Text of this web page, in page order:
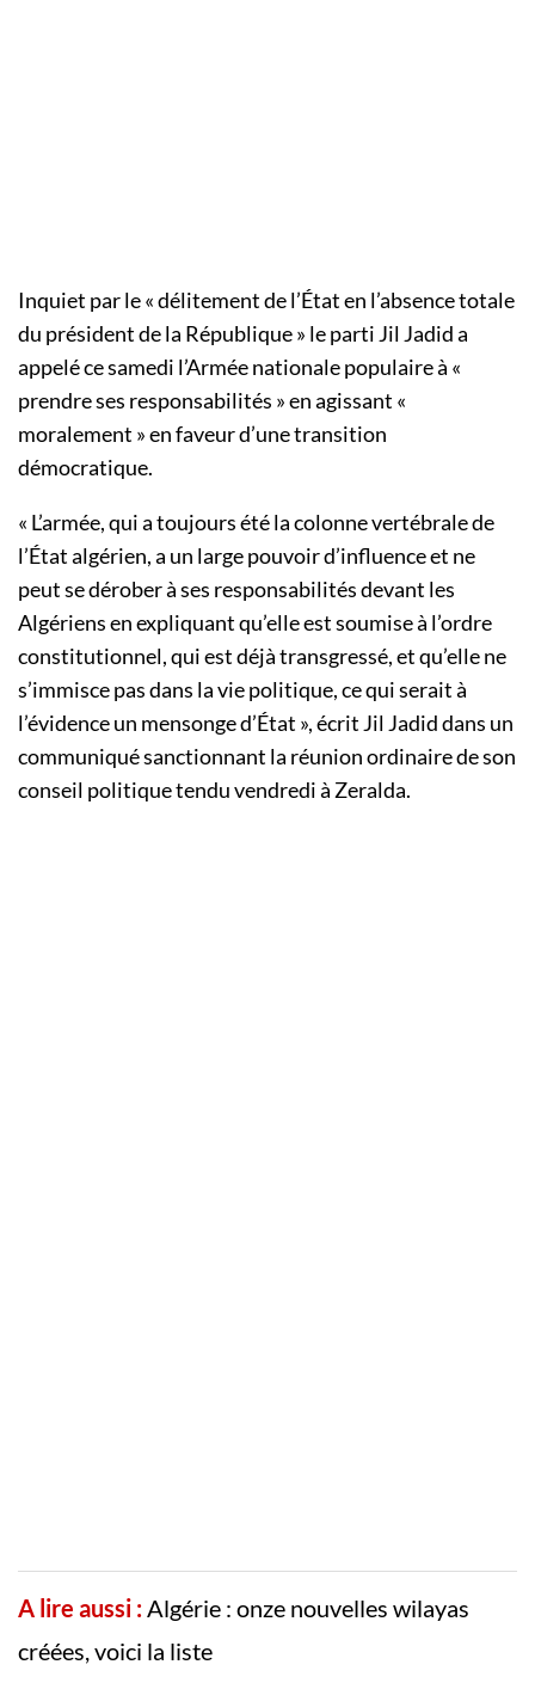
Inquiet par le « délitement de l’État en l’absence totale
du président de la République » le parti Jil Jadid a
appelé ce samedi l’Armée nationale populaire à «
prendre ses responsabilités » en agissant «
moralement » en faveur d’une transition
démocratique.
« L’armée, qui a toujours été la colonne vertébrale de
l’État algérien, a un large pouvoir d’influence et ne
peut se dérober à ses responsabilités devant les
Algériens en expliquant qu’elle est soumise à l’ordre
constitutionnel, qui est déjà transgressé, et qu’elle ne
s’immisce pas dans la vie politique, ce qui serait à
l’évidence un mensonge d’État », écrit Jil Jadid dans un
communiqué sanctionnant la réunion ordinaire de son
conseil politique tendu vendredi à Zeralda.
A lire aussi :Algérie : onze nouvelles wilayas
créées, voici la liste